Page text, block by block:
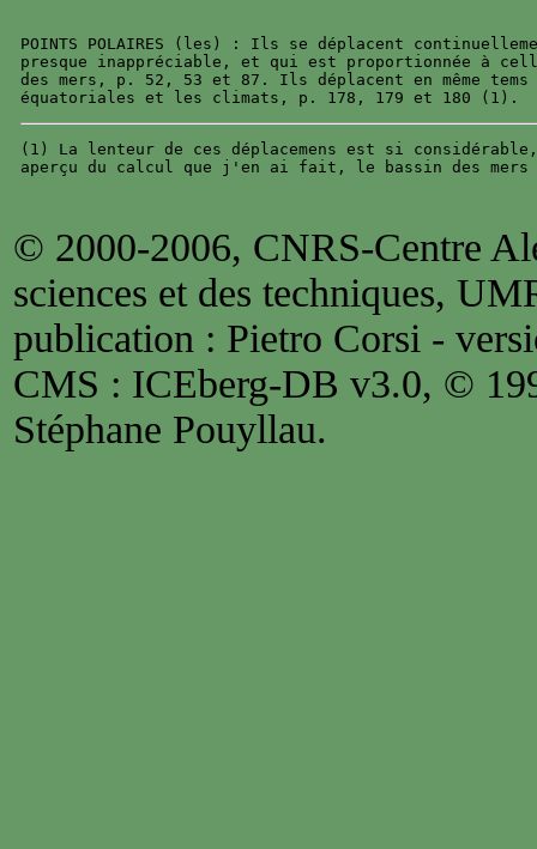
POINTS POLAIRES (les) : Ils se déplacent
presque inappréciable, et qui est proportionnée à
des mers, p. 52, 53 et 87. Ils déplacent en même
(1) La lenteur de ces déplacemens est si
© 2000-2006, CNRS-Centre
sciences et des techniques,
publication : Pietro Corsi -
CMS : ICEberg-DB v3.0, ©
Stéphane Pouyllau.